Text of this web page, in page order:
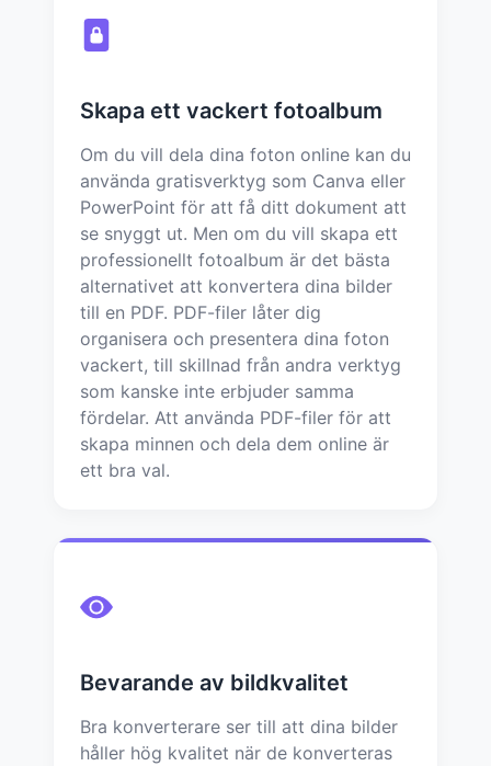
Skapa ett vackert fotoalbum
Om du vill dela dina foton online kan du
använda gratisverktyg som Canva eller
PowerPoint för att få ditt dokument att
se snyggt ut. Men om du vill skapa ett
professionellt fotoalbum är det bästa
alternativet att konvertera dina bilder
till en PDF. PDF-filer låter dig
organisera och presentera dina foton
vackert, till skillnad från andra verktyg
som kanske inte erbjuder samma
fördelar. Att använda PDF-filer för att
skapa minnen och dela dem online är
ett bra val.
Bevarande av bildkvalitet
Bra konverterare ser till att dina bilder
håller hög kvalitet när de konverteras